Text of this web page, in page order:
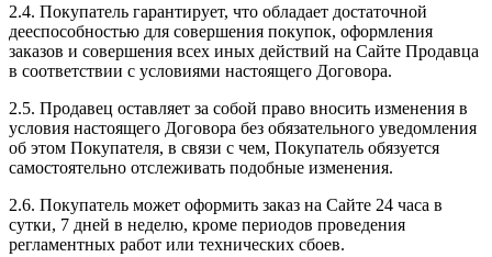
2.4. Покупатель гарантирует, что обладает достаточной
дееспособностью для совершения покупок, оформления
заказов и совершения всех иных действий на Сайте Продавца
в соответствии с условиями настоящего Договора.
2.5. Продавец оставляет за собой право вносить изменения в
условия настоящего Договора без обязательного уведомления
об этом Покупателя, в связи с чем, Покупатель обязуется
самостоятельно отслеживать подобные изменения.
2.6. Покупатель может оформить заказ на Сайте 24 часа в
сутки, 7 дней в неделю, кроме периодов проведения
регламентных работ или технических сбоев.